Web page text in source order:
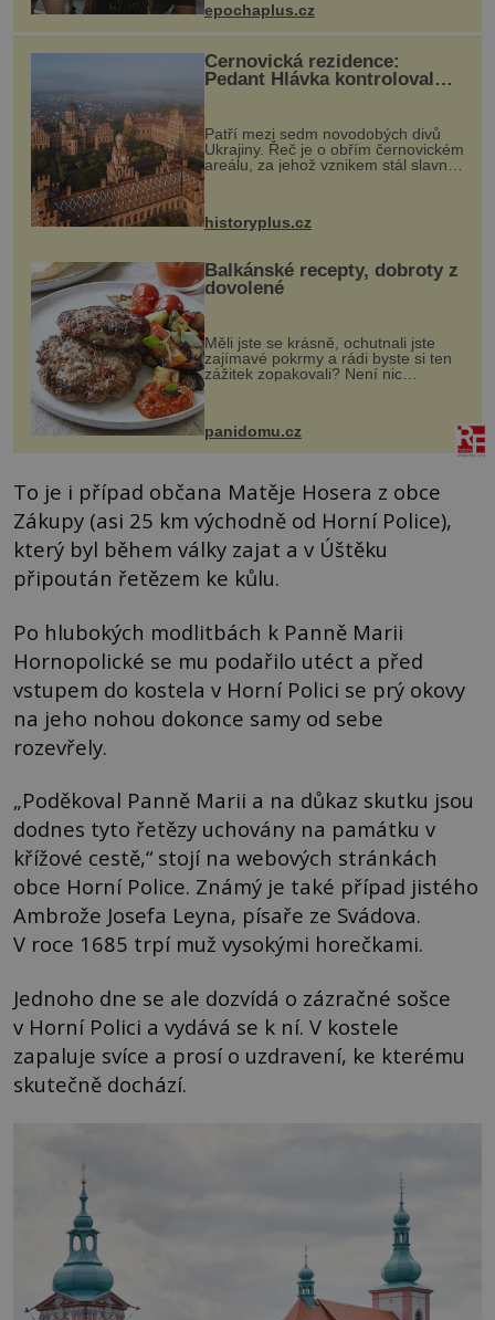
kultur...
epochaplus.cz
Černovická rezidence:
Pedant Hlávka kontroloval
Patří mezi sedm novodobých divů
Ukrajiny. Řeč je o obřím černovickém
areálu, za jehož vznikem stál slavný
český architekt Josef Hlávka. Ten si
na něm dal mimořádně záležet. Jeho
stavební plány by při ...
historyplus.cz
Balkánské recepty, dobroty z
dovolené
Měli jste se krásně, ochutnali jste
zajímavé pokrmy a rádi byste si ten
zážitek zopakovali? Není nic
snazšího. Pljeskavica (10 porcí)
Možná jste ji ochutnali na dovolené v
panidomu.cz
To je i případ občana Matěje Hosera z obce
Zákupy (asi 25 km východně od Horní Police),
který byl během války zajat a v Úštěku
připoután řetězem ke kůlu.
Po hlubokých modlitbách k Panně Marii
Hornopolické se mu podařilo utéct a před
vstupem do kostela v Horní Polici se prý okovy
na jeho nohou dokonce samy od sebe
rozevřely.
„Poděkoval Panně Marii a na důkaz skutku jsou
dodnes tyto řetězy uchovány na památku v
křížové cestě,“ stojí na webových stránkách
obce Horní Police. Známý je také případ jistého
Ambrože Josefa Leyna, písaře ze Svádova.
V roce 1685 trpí muž vysokými horečkami.
Jednoho dne se ale dozvídá o zázračné sošce
v Horní Polici a vydává se k ní. V kostele
zapaluje svíce a prosí o uzdravení, ke kterému
skutečně dochází.